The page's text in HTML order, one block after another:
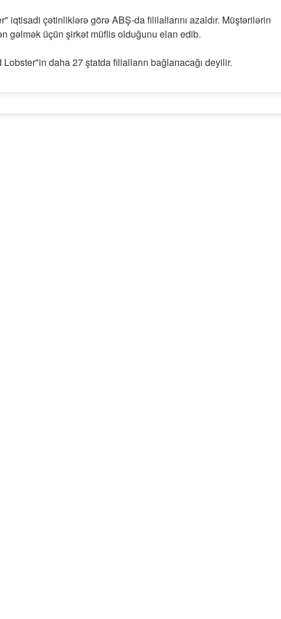
iqtisadi çətinliklərə görə ABŞ-da fililallarını azaldır. Müştərilərin
gəlmək üçün şirkət müflis olduğunu elan edib.
daha 27 ştatda filialların bağlanacağı deyilir.